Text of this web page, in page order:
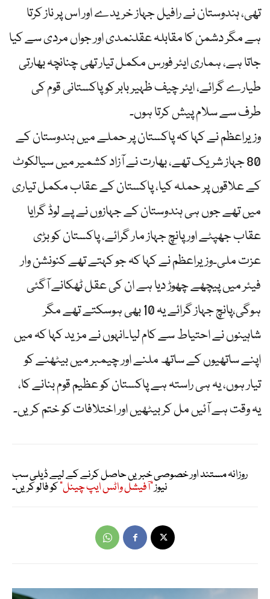
تھی، ہندوستان نے رافیل جہاز خریدے اور اس پر ناز کرتا
ہے مگر دشمن کا مقابلہ عقلنمدی اور جواں مردی سے کیا
جاتا ہے، ہماری ایئر فورس مکمل تیار تھی چنانچہ بھارتی
طیارے گرائے، ایئر چیف ظہیر بابر کو پاکستانی قوم کی
طرف سے سلام پیش کرتا ہوں۔
وزیراعظم نے کہا کہ پاکستان پر حملے میں ہندوستان کے
80 جہاز شریک تھے، بھارت نے آزاد کشمیر میں سیالکوٹ
کے علاقوں پر حملہ کیا، پاکستان کے عقاب مکمل تیاری
میں تھے جوں ہی ہندوستان کے جہازوں نے پے لوڈ گرایا
عقاب جھپٹے اور پانچ جہاز مار گرائے، پاکستان کو بڑی
عزت ملی۔وزیراعظم نے کہا کہ جو کہتے تھے کنونشن وار
فیئر میں پیچھے چھوڑ دیا ہے ان کی عقل ٹھکانے آگئی
ہوگی،پانچ جہاز گرائے یہ 10 بھی ہوسکتے تھے مگر
شاہینوں نے احتیاط سے کام لیا۔انہوں نے مزید کہا کہ میں
اپنے ساتھیوں کے ساتھ ملنے اور چیمبر میں بیٹھنے کو
تیار ہوں، یہ ہی راستہ ہے پاکستان کو عظیم قوم بنانے کا،
یہ وقت ہے آئیں مل کر بیٹھیں اور اختلافات کو ختم کریں۔
روزانہ مستند اور خصوصی خبریں حاصل کرنے کے لیے ڈیلی سب
نیوز"آفیشل واٹس ایپ چینل"کو فالو کریں۔